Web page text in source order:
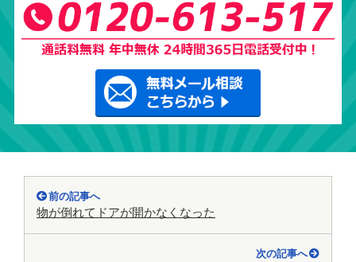
前の記事へ
物が倒れてドアが開かなくなった
次の記事へ